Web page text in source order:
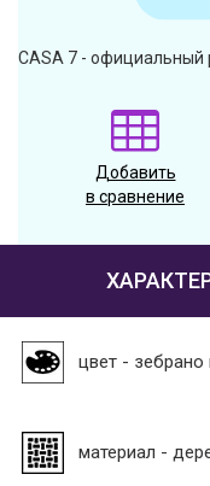
CASA 7 - официальный
Добавить
в сравнение
цвет - зебрано
материал -